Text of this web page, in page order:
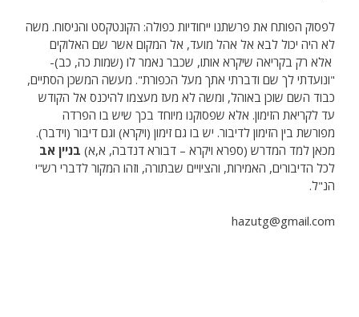
לפסוק הפותח את פרשתנו ייחודיות כפולה: הקונטקסט והניסוח. משה
לא היה יכול לבא אל אהל מועד, אל המקום אשר שם האלוקים
אלא רק בקריאה שיקרא אותו, שכבר נאמר לו (שמות כה, כב)-
"ונועדתי לך שם ודברתי אתך מעל הכפורת". מעשה המשכן הסתיים,
כבוד השם שוכן באוהל, ומשה לא מעז מעצמו להיכנס אל הקודש
עד לקריאת הזימון. אלא שפסוקנו מיוחד בכך שיש בו הפרדה
מפורשת בין הזימון לדיבור. יש בו גם זימון (ויקרא) וגם דיבור (וידבר).
מכאן למד המדרש (ספרא ויקרא – דבורא דנדבה, א,א) בניין אב
לכל הדיבורים, האמירות, והציויים שבתורה, וזהו המקור לדברי רש"י
הנ"ל.
hazutg@gmail.com